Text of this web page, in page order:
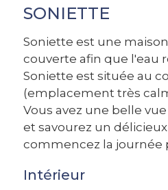
SONIETTE
Soniette est une
couverte afin que l'eau
Soniette est située au
(emplacement très
Vous avez une belle
et savourez un
commencez la journée
Intérieur